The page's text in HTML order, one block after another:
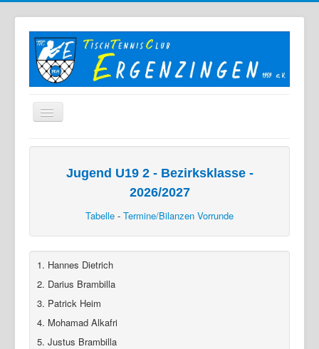
Home
Der TTC
Links
Sonstiges
Archiv
Login
Jugend U19 2 - Bezirksklasse -
2026/2027
Tabelle - Termine/Bilanzen Vorrunde
1. Hannes Dietrich
2. Darius Brambilla
3. Patrick Heim
4. Mohamad Alkafri
5. Justus Brambilla